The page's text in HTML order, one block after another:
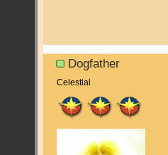
Dogfather
Celestial